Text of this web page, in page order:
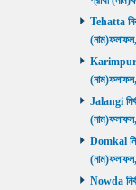
Tehatta
Karimpur
Jalangi
Domkal
Nowda